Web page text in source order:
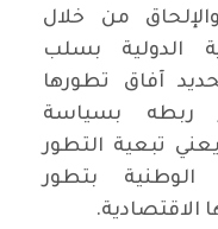
من خلال
الدولية بسلب
آفاق تطورها
ربطه بسياسة
يعني تبعية التطور
الوطنية بتطور
الاقتصادية.